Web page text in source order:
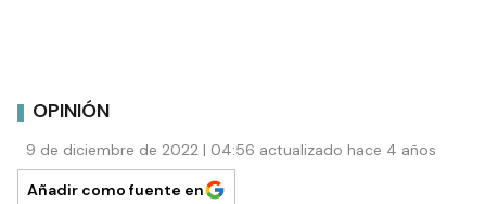
OPINIÓN
9 de diciembre de 2022 | 04:56 actualizado hace 4 años
Añadir como fuente en